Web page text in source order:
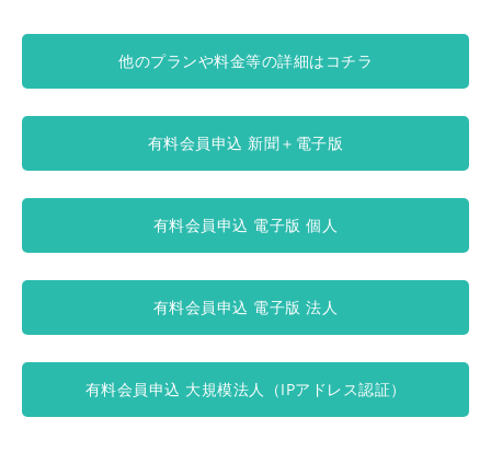
他のプランや料金等の詳細はコチラ
有料会員申込 新聞＋電子版
有料会員申込 電子版 個人
有料会員申込 電子版 法人
有料会員申込 大規模法人（IPアドレス認証）